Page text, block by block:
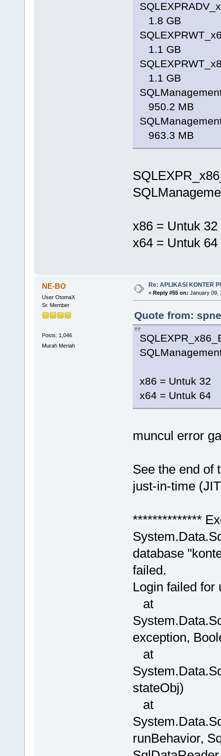
1.8 GB
1.1 GB
1.1 GB
950.2 MB
963.3 MB
x86 = Untuk 32
x64 = Untuk 64
NE-BO
User OtomaX
Sr. Member
Posts: 1,046
Murah Meriah
Re: APLIKASI KONTER
« Reply #55 on: January 09,
Quote from:
x86 = Untuk 32
x64 = Untuk 64
muncul error
See the end of
just-in-time
**************
database
failed.
Login failed for
at
exception,
at
stateObj)
at
runBehavior,